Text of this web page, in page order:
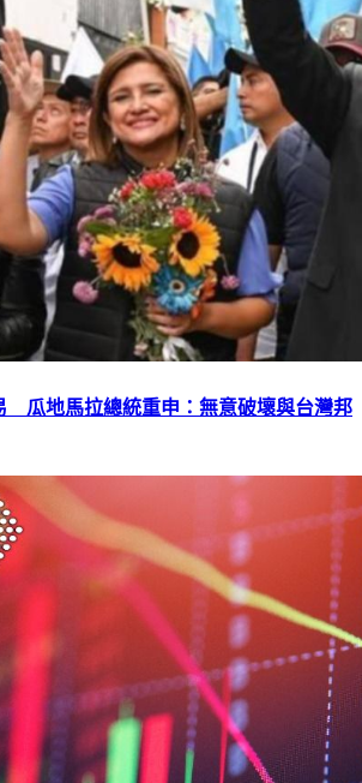
瓜地馬拉總統重申：無意破壞與台灣邦